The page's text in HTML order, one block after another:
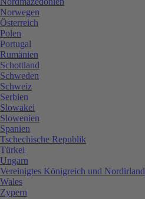
Norwegen
Österreich
Polen
Portugal
Rumänien
Schottland
Schweden
Schweiz
Serbien
Slowakei
Slowenien
Spanien
Tschechische Republik
Türkei
Ungarn
Vereinigtes Königreich und Nordirland
Wales
Zypern